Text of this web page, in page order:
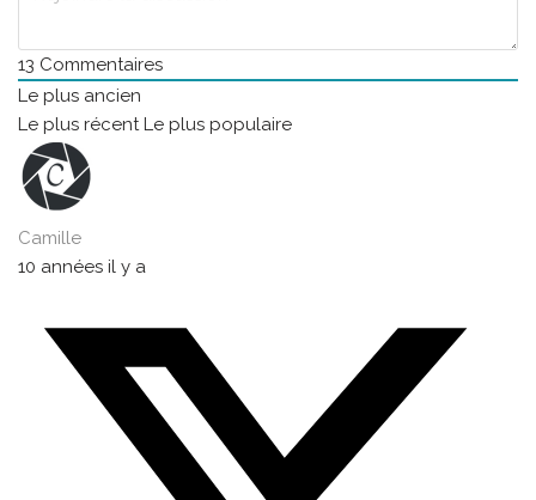
13 Commentaires
Le plus ancien
Le plus récent Le plus populaire
Camille
10 années il y a